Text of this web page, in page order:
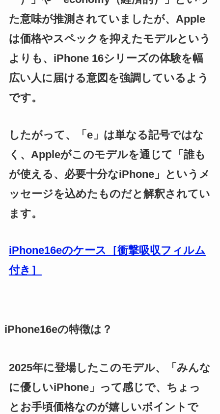
た意味が推測されていましたが、Apple
は価格やスペックを抑えたモデルという
よりも、iPhone 16シリーズの体験を幅
広い人に届ける意図を強調しているよう
です。
したがって、「e」は単なる記号ではな
く、Appleがこのモデルを通じて「誰も
が使える、必要十分なiPhone」というメ
ッセージを込めたものだと解釈されてい
ます。
iPhone16eのケース［衝撃吸収フィルム
付き］
iPhone16eの特徴は？
2025年に登場したこのモデル、「みんな
に優しいiPhone」って感じで、ちょっ
とお手頃価格なのが嬉しいポイントで